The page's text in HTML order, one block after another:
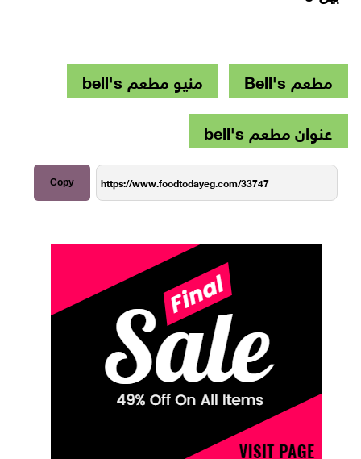
مطعم Bell's
منيو مطعم bell's
عنوان مطعم bell's
Copy